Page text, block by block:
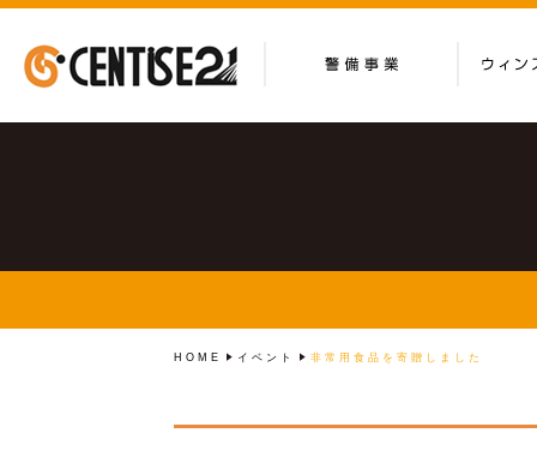
HOME イベント 非常用食品を寄贈しました